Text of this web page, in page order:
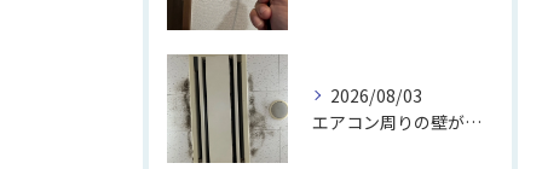
2026/08/03
エアコン周りの壁が結露しやすい理由